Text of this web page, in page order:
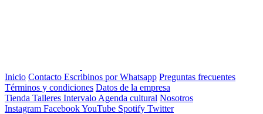
Inicio Contacto Escribinos por Whatsapp Preguntas frecuentes
Términos y condiciones Datos de la empresa
Tienda Talleres Intervalo Agenda cultural Nosotros
Instagram FacebookYouTube Spotify Twitter